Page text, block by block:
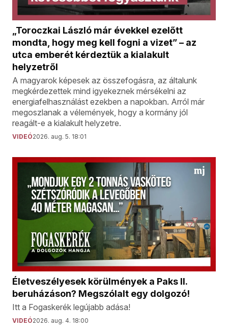
„Toroczkai László már évekkel ezelőtt
mondta, hogy meg kell fogni a vizet” – az
utca emberét kérdeztük a kialakult
helyzetről
A magyarok képesek az összefogásra, az általunk
megkérdezettek mind igyekeznek mérsékelni az
energiafelhasználást ezekben a napokban. Arról már
megoszlanak a vélemények, hogy a kormány jól
reagált-e a kialakult helyzetre.
VIDEÓ2026. aug. 5. 18:01
Életveszélyesek körülmények a Paks II.
beruházáson? Megszólalt egy dolgozó!
Itt a Fogaskerék legújabb adása!
VIDEÓ2026. aug. 4. 18:00